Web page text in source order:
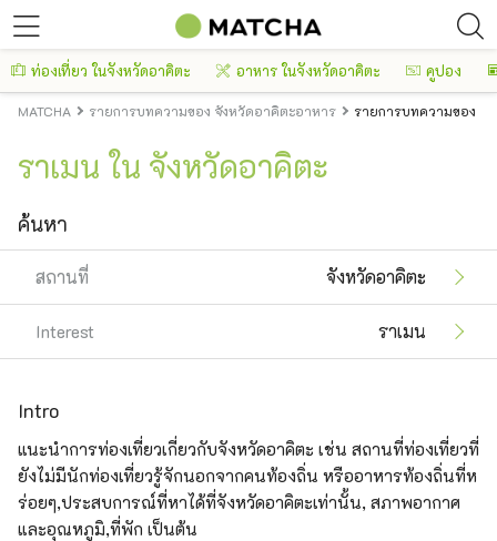
ท่องเที่ยว ในจังหวัดอาคิตะ อาหาร ในจังหวัดอาคิตะ คูปอง
MATCHA รายการบทความของ จังหวัดอาคิตะอาหาร รายการบทความของ จั
ราเมน ใน จังหวัดอาคิตะ
ค้นหา
สถานที่ จังหวัดอาคิตะ
Interest ราเมน
Intro
แนะนำการท่องเที่ยวเกี่ยวกับจังหวัดอาคิตะ เช่น สถานที่ท่องเที่ยวที่
ยังไม่มีนักท่องเที่ยวรู้จักนอกจากคนท้องถิ่น หรืออาหารท้องถิ่นที่ห
ร่อยๆ,ประสบการณ์ที่หาได้ที่จังหวัดอาคิตะเท่านั้น, สภาพอากาศ
และอุณหภูมิ,ที่พัก เป็นต้น